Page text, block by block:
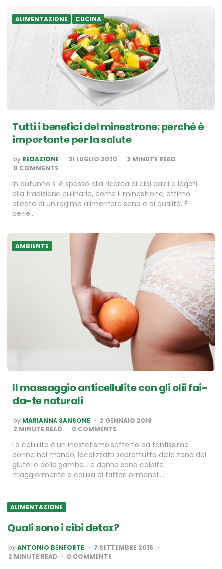
ALIMENTAZIONE CUCINA
Tutti i benefici del minestrone: perché è
importante per la salute
POSTED
BY
by REDAZIONE 31 LUGLIO 2020 3 MINUTE READ
0 COMMENTS
In autunno si è spesso alla ricerca di cibi caldi e legati
alla tradizione culinaria, come il minestrone, ottimo
alleato di un regime alimentare sano e di qualità. È
bene…
AMBIENTE
Il massaggio anticellulite con gli olii fai-
da-te naturali
POSTED
BY
by MARIANNA SANSONE
2 GENNAIO 2018
2 MINUTE READ 0 COMMENTS
La cellulite è un inestetismo sofferto da tantissime
donne nel mondo, localizzato soprattutto della zona dei
glutei e delle gambe. Le donne sono colpite
maggiormente a causa di fattori ormonali…
ALIMENTAZIONE
Quali sono i cibi detox?
POSTED
BY
byANTONIO BENFORTE
7 SETTEMBRE 2015
2 MINUTE READ 0 COMMENTS